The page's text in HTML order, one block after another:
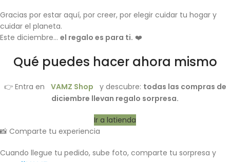
Gracias por estar aquí, por creer, por elegir cuidar tu hogar y
cuidar el planeta.
Este diciembre… el regalo es para ti. ❤️
Qué puedes hacer ahora mismo
👉 Entra en VAMZ Shop y descubre: todas las compras de
diciembre llevan regalo sorpresa.
Ir a latienda
📸 Comparte tu experiencia
Cuando llegue tu pedido, sube foto, comparte tu sorpresa y